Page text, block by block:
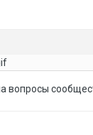
вопросы